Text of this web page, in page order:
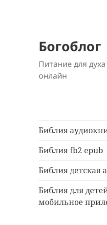
Богоблог
Питание для
онлайн
Библия
Библия fb2 epub
Библия детская
Библия для
мобильное